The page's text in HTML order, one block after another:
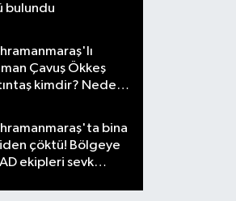
bulundu
Çavuş Ökkeş
kimdir? Neden
bina
çöktü! Bölgeye
ekipleri sevk